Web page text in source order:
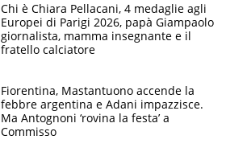
Chi è Chiara Pellacani, 4 medaglie agli
Europei di Parigi 2026, papà Giampaolo
giornalista, mamma insegnante e il
fratello calciatore
Fiorentina, Mastantuono accende la
febbre argentina e Adani impazzisce.
Ma Antognoni ‘rovina la festa’ a
Commisso